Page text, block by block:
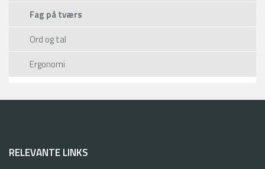
Fag på tværs
Ord og tal
Ergonomi
RELEVANTE LINKS